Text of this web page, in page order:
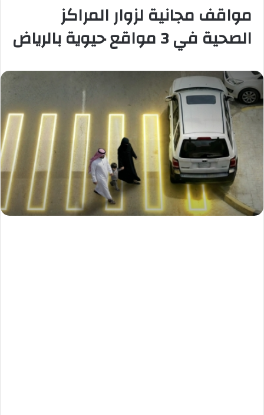
مواقف مجانية لزوار المراكز
الصحية في 3 مواقع حيوية بالرياض